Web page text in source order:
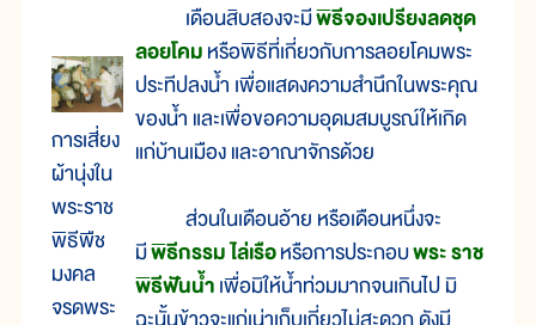
การเสี่ยง
ผ้านุ่งใน
พระราช
พิธีพืช
มงคล
จรดพระ
เดือนสิบสองจะมีพิธีจองเปรียงลดชุด
ลอยโคมหรือพิธีที่เกี่ยวกับการลอยโคมพระ
ประทีปลงน้ำ เพื่อแสดงความสำนึกในพระคุณ
ของน้ำ และเพื่อขอความอุดมสมบูรณ์ให้เกิด
แก่บ้านเมือง และอาณาจักรด้วย
ส่วนในเดือนอ้าย หรือเดือนหนึ่งจะ
มีพิธีกรรม ไล่เรือหรือการประกอบพระ ราช
พิธีฟันน้ำเพื่อมิให้น้ำท่วมมากจนเกินไป มิ